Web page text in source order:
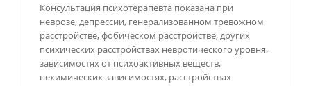
Консультация психотерапевта показана при
неврозе, депрессии, генерализованном тревожном
расстройстве, фобическом расстройстве, других
психических расстройствах невротического уровня,
зависимостях от психоактивных веществ,
нехимических зависимостях, расстройствах